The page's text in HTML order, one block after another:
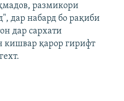
360p 480p
1080p
360p
480p
размикори
дар набард бо рақиби
дар сархати
кишвар қарор гирифт